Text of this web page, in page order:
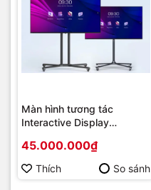
Màn hình tương tác
Interactive Display
86 | Cấu hình cao cấp |
Hàng chính hãng
45.000.000₫
Thích So sánh